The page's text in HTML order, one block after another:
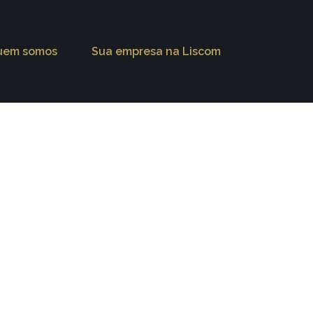
somos Sua empresa na Liscom